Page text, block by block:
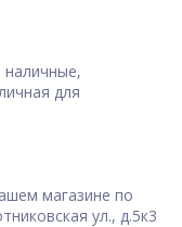
для
магазине по
ул., д.5к3